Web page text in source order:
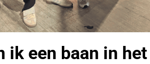
ik een baan in het